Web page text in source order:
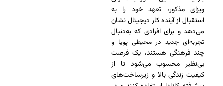
ویزای مذکور، تعهد خود را به
استقبال از آینده کار دیجیتال نشان
می‌دهد و برای افرادی که به‌دنبال
تجربه‌ای جدید در محیطی پویا و
چند فرهنگی هستند، یک فرصت
بی‌نظیر محسوب می‌شود تا از
کیفیت زندگی بالا و زیرساخت‌های